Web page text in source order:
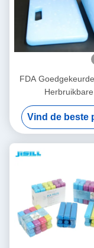
FDA
Herbruikbare
IJsverpakkingen
Medisch
Duurzaam
Maat Gemaakte
Vind de beste